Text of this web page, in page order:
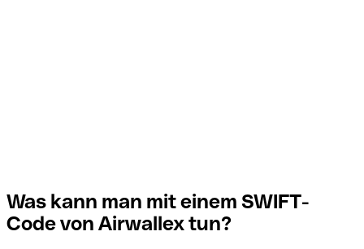
Was kann man mit einem SWIFT-
Code von Airwallex tun?